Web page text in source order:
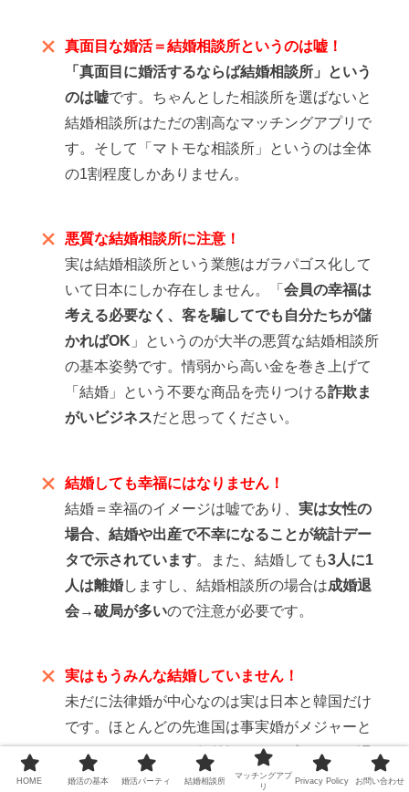
真面目な婚活＝結婚相談所というのは嘘！
「真面目に婚活するならば結婚相談所」という
のは嘘です。ちゃんとした相談所を選ばないと
結婚相談所はただの割高なマッチングアプリで
す。そして「マトモな相談所」というのは全体
の1割程度しかありません。
悪質な結婚相談所に注意！
実は結婚相談所という業態はガラパゴス化して
いて日本にしか存在しません。「 会員の幸福は
考える必要なく、客を騙してでも自分たちが儲
かればOK 」というのが大半の悪質な結婚相談所
の基本姿勢です。情弱から高い金を巻き上げて
「結婚」という不要な商品を売りつける詐欺ま
がいビジネスだと思ってください。
結婚しても幸福にはなりません！
結婚＝幸福のイメージは嘘であり、 実は女性の
場合、結婚や出産で不幸になることが統計デー
タで示されています。また、結婚しても3人に1
人は離婚しますし、結婚相談所の場合は成婚退
会→破局が多いので注意が必要です。
実はもうみんな結婚していません！
未だに法律婚が中心なのは実は日本と韓国だけ
です。ほとんどの先進国は事実婚がメジャーと
なってきています。価値観のアップデートが遅
れている日本の田舎の老人たちに「結婚はま
HOME 婚活の基本 婚活パーティ 結婚相談所
マッチングアプ
リ
Privacy Policy お問い合わせ